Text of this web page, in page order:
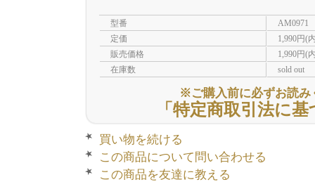
型番
AM0971
定価
1,990円(
販売価格
1,990円(
在庫数
sold out
※ご購入前に必ずお読み
「特定商取引法に
買い物を続ける
この商品について問い合わせる
この商品を友達に教える